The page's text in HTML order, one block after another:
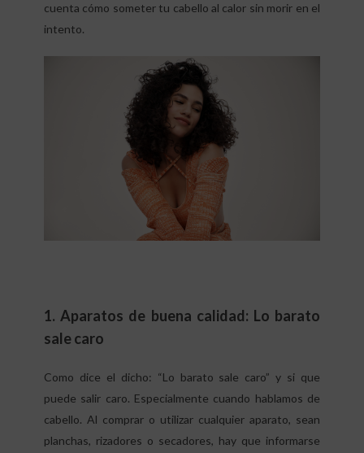
cuenta cómo someter tu cabello al calor sin morir en el
intento.
1. Aparatos de buena calidad: Lo barato
sale caro
Como dice el dicho: “Lo barato sale caro” y si que
puede salir caro. Especialmente cuando hablamos de
cabello. Al comprar o utilizar cualquier aparato, sean
planchas, rizadores o secadores, hay que informarse